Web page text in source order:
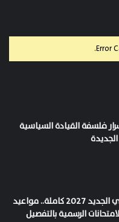
Error
فلسفة القيادة السياسية
خريطة العام الدراسي الجديد 2027 كاملة.. مواعيد
الرسمية بالتفصيل